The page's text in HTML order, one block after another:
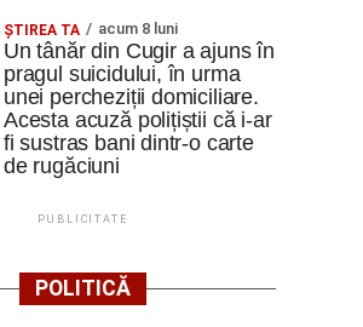
ȘTIREA TA acum 8 luni
Un tânăr din Cugir a ajuns în
pragul suicidului, în urma
unei percheziții domiciliare.
Acesta acuză polițiștii că i-ar
fi sustras bani dintr-o carte
de rugăciuni
PUBLICITATE
POLITICĂ